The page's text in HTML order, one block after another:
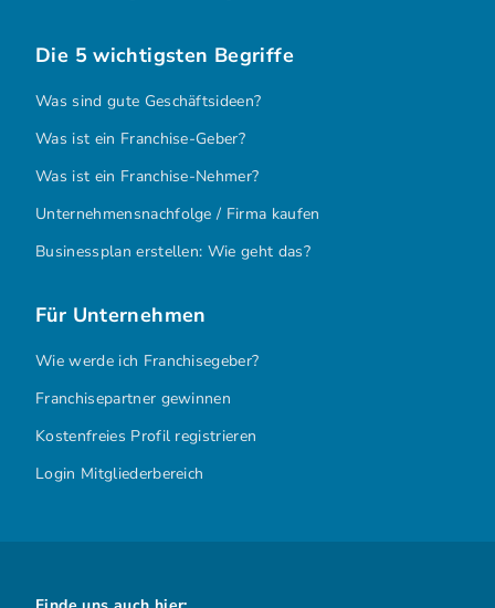
Die 5 wichtigsten Begriffe
Was sind gute Geschäftsideen?
Was ist ein Franchise-Geber?
Was ist ein Franchise-Nehmer?
Unternehmensnachfolge / Firma kaufen
Businessplan erstellen: Wie geht das?
Für Unternehmen
Wie werde ich Franchisegeber?
Franchisepartner gewinnen
Kostenfreies Profil registrieren
Login Mitgliederbereich